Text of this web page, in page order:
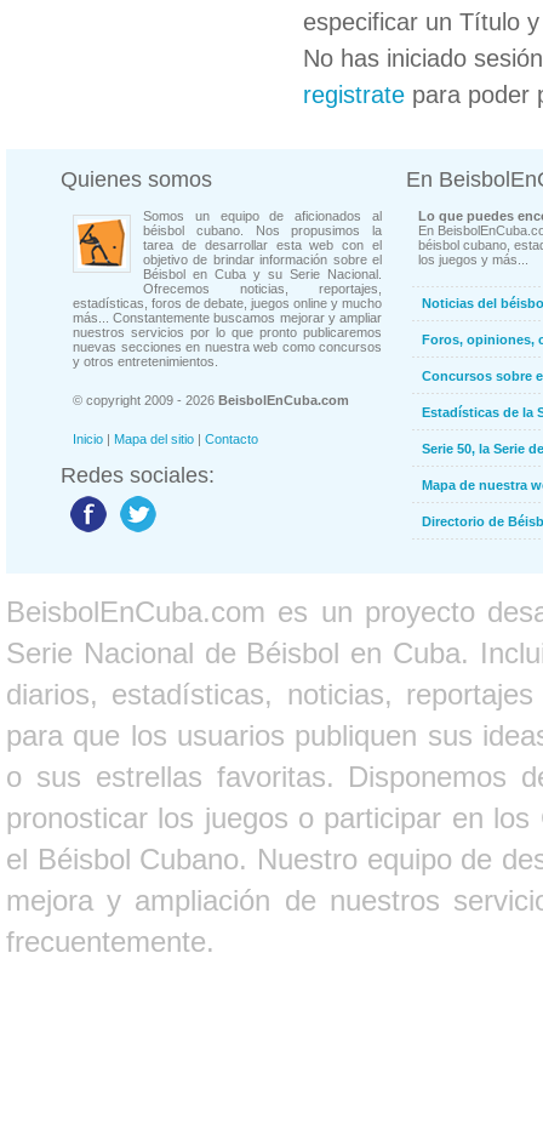
especificar un Título
No has iniciado
registrate para poder
Quienes somos
Somos un equipo de aficionados al
béisbol cubano. Nos propusimos la
tarea de desarrollar esta web con el
objetivo de brindar información sobre el
Béisbol en Cuba y su Serie Nacional.
Ofrecemos noticias, reportajes,
estadísticas, foros de debate, juegos online y mucho
más... Constantemente buscamos mejorar y ampliar
nuestros servicios por lo que pronto publicaremos
nuevas secciones en nuestra web como concursos
y otros entretenimientos.
© copyright 2009 - 2026 BeisbolEnCuba.com
Inicio | Mapa del sitio | Contacto
Redes sociales:
En
Lo que puedes
En
béisbol cubano,
los juegos y más...
Noticias del
Foros, opiniones,
Concursos sobre
Estadísticas de la
Serie 50, la Serie
Mapa de nuestra
Directorio de
BeisbolEnCuba.com es un proyecto
Serie Nacional de Béisbol en Cuba.
diarios, estadísticas, noticias,
para que los usuarios publiquen sus
o sus estrellas favoritas. Disponemos
pronosticar los juegos o participar en
el Béisbol Cubano. Nuestro equipo de
mejora y ampliación de nuestros
frecuentemente.